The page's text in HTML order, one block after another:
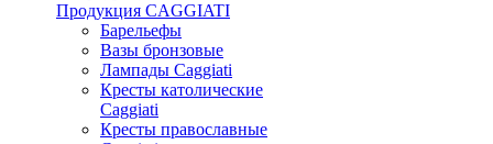
Продукция CAGGIATI
Барельефы
Вазы бронзовые
Лампады Caggiati
Кресты католические
Caggiati
Кресты православные